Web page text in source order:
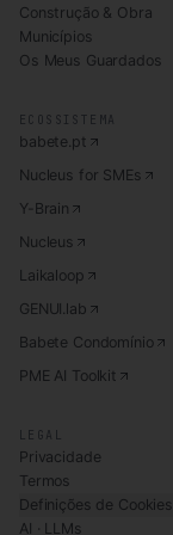
Construção & Obra
Municípios
Os Meus Guardados
ECOSSISTEMA
babete.pt
Nucleus for SMEs
Y-Brain
Nucleus
Laikaloop
GENUI.lab
Babete Condomínio
PME AI Toolkit
LEGAL
Privacidade
Termos
Definições de Cookies
AI · LLMs